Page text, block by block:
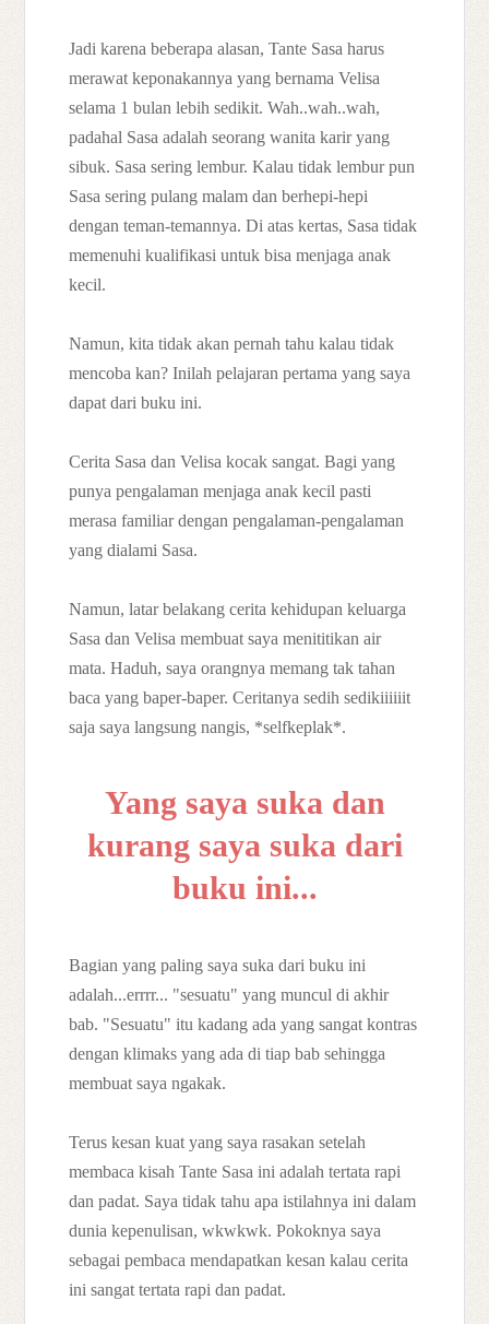
Jadi karena beberapa alasan, Tante Sasa harus
merawat keponakannya yang bernama Velisa
selama 1 bulan lebih sedikit. Wah..wah..wah,
padahal Sasa adalah seorang wanita karir yang
sibuk. Sasa sering lembur. Kalau tidak lembur pun
Sasa sering pulang malam dan berhepi-hepi
dengan teman-temannya. Di atas kertas, Sasa tidak
memenuhi kualifikasi untuk bisa menjaga anak
kecil.
Namun, kita tidak akan pernah tahu kalau tidak
mencoba kan? Inilah pelajaran pertama yang saya
dapat dari buku ini.
Cerita Sasa dan Velisa kocak sangat. Bagi yang
punya pengalaman menjaga anak kecil pasti
merasa familiar dengan pengalaman-pengalaman
yang dialami Sasa.
Namun, latar belakang cerita kehidupan keluarga
Sasa dan Velisa membuat saya menititikan air
mata. Haduh, saya orangnya memang tak tahan
baca yang baper-baper. Ceritanya sedih sedikiiiiiit
saja saya langsung nangis, *selfkeplak*.
Yang saya suka dan
kurang saya suka dari
buku ini...
Bagian yang paling saya suka dari buku ini
adalah...errrr... "sesuatu" yang muncul di akhir
bab. "Sesuatu" itu kadang ada yang sangat kontras
dengan klimaks yang ada di tiap bab sehingga
membuat saya ngakak.
Terus kesan kuat yang saya rasakan setelah
membaca kisah Tante Sasa ini adalah tertata rapi
dan padat. Saya tidak tahu apa istilahnya ini dalam
dunia kepenulisan, wkwkwk. Pokoknya saya
sebagai pembaca mendapatkan kesan kalau cerita
ini sangat tertata rapi dan padat.